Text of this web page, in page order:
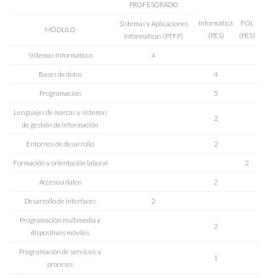
PROFESORADO
MÓDULO
Sistemas y Aplicaciones
Informáticas (PTFP)
Informática
(PES)
FOL
(PES)
Sistemas informáticos 4
Bases de datos 4
Programación 5
Lenguajes de marcas y sistemas
de gestión de información
2
Entornos de desarrollo 2
Formación y orientación laboral 2
Acceso a datos 2
Desarrollo de interfaces 2
Programación multimedia y
dispositivos móviles
2
Programación de servicios y
procesos
1